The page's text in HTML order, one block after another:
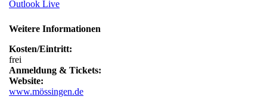
Outlook Live
Weitere Informationen
Kosten/Eintritt:
frei
Anmeldung & Tickets:
Website:
www.mössingen.de